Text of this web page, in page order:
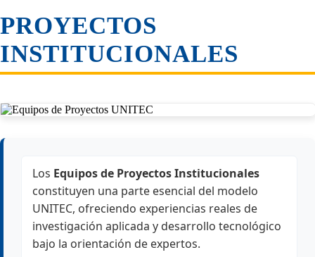
PROYECTOS
INSTITUCIONALES
Los Equipos de Proyectos Institucionales
constituyen una parte esencial del modelo
UNITEC, ofreciendo experiencias reales de
investigación aplicada y desarrollo tecnológico
bajo la orientación de expertos.